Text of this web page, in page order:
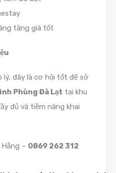
tăng giá tốt
đây là cơ hội tốt để sở
Phùng Đà Lạt tại khu
đủ và tiềm năng khai
– 0869 262 312